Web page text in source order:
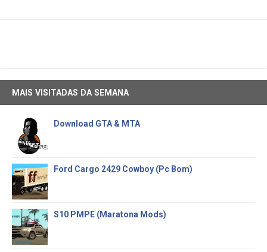
MAIS VISITADAS DA SEMANA
Download GTA & MTA
Ford Cargo 2429 Cowboy (Pc Bom)
S10 PMPE (Maratona Mods)